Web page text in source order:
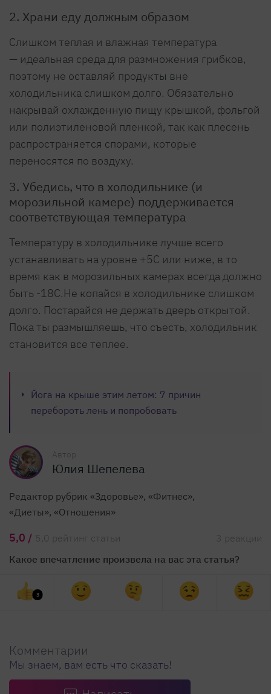
2. Храни еду должным образом
Слишком теплая и влажная температура
— идеальная среда для размножения грибков,
поэтому не оставляй продукты вне
холодильника слишком долго. Обязательно
накрывай охлажденную пищу крышкой, фольгой
или полиэтиленовой пленкой, так как плесень
распространяется спорами, которые
переносятся по воздуху.
3. Убедись, что в холодильнике (и
морозильной камере) поддерживается
соответствующая температура
Температуру в холодильнике лучше всего
устанавливать на уровне +5С или ниже, в то
время как в морозильных камерах всегда должно
быть -18С.Не копайся в холодильнике слишком
долго. Постарайся не держать дверь открытой.
Пока ты размышляешь, что съесть, холодильник
становится все теплее.
Йога на крыше этим летом: 7 причин
перебороть лень и попробовать
Автор
Юлия Шепелева
Редактор рубрик «Здоровье», «Фитнес»,
«Диеты», «Отношения»
5,0 / 5,0 рейтинг статьи
3 реакции
Какое впечатление произвела на вас эта статья?
3
Комментарии
Мы знаем, вам есть что сказать!